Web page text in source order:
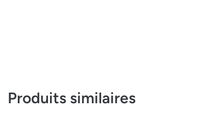
Produits similaires